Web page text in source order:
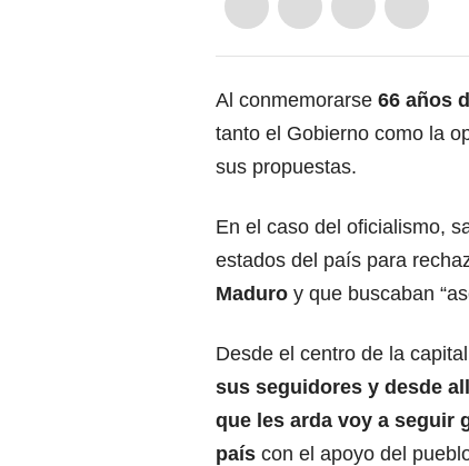
Al conmemorarse 66 años
tanto el Gobierno como la
sus propuestas.
En el caso del oficialismo,
estados del país para
Maduro y que buscaban
Desde el centro de la
sus seguidores y desde
que les arda voy a seguir
país con el apoyo del